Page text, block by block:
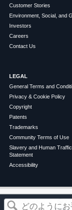
この記事は役に立ちま
Customer Stories
Environment, Social, and
Investors
Careers
Contact Us
LEGAL
General Terms and
Privacy & Cookie Policy
Copyright
Patents
Trademarks
Community Terms of Use
Slavery and Human
Statement
Accessibility
©2026 NetApp